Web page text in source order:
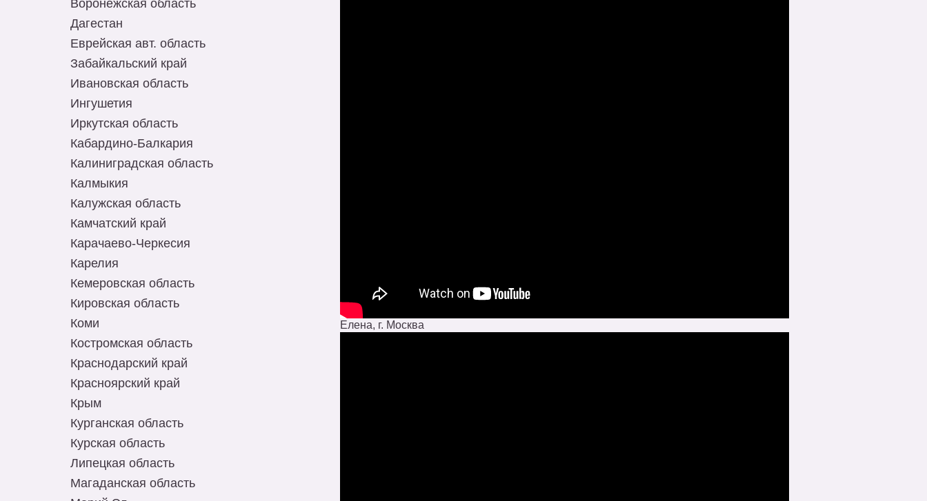
Воронежская область
Дагестан
Еврейская авт. область
Забайкальский край
Ивановская область
Ингушетия
Иркутская область
Кабардино-Балкария
Калиниградская область
Калмыкия
Калужская область
Камчатский край
Карачаево-Черкесия
Карелия
Кемеровская область
Кировская область
Коми
Костромская область
Краснодарский край
Красноярский край
Крым
Курганская область
Курская область
Липецкая область
Магаданская область
Елена, г. Москва